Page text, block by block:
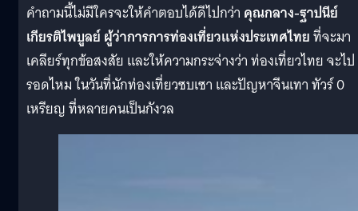
คำถามนี้ไม่มีใครจะให้คำตอบได้ดีไปกว่า คุณกลาง-ฐาปนีย์
เกียรติไพบูลย์ ผู้ว่าการการท่องเที่ยวแห่งประเทศไทยที่จะมา
เคลียร์ทุกข้อสงสัย และให้ความกระจ่างว่า ท่องเที่ยวไทย จะไป
รอดไหม ในวันที่นักท่องเที่ยวซบเซา และปัญหาจีนเทา ทัวร์ 0
เหรียญ ที่หลายคนเป็นกังวล